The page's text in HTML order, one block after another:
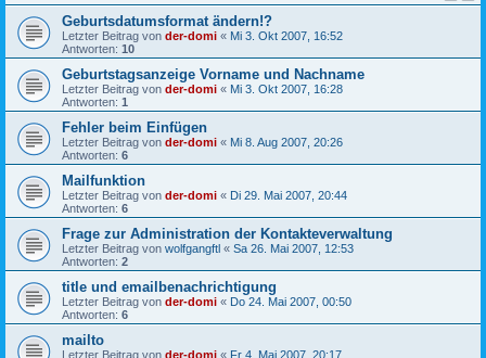
Geburtsdatumsformat ändern!?
Letzter Beitrag von der-domi « Mi 3. Okt 2007, 16:52
Antworten: 10
Geburtstagsanzeige Vorname und Nachname
Letzter Beitrag von der-domi « Mi 3. Okt 2007, 16:28
Antworten: 1
Fehler beim Einfügen
Letzter Beitrag von der-domi « Mi 8. Aug 2007, 20:26
Antworten: 6
Mailfunktion
Letzter Beitrag von der-domi « Di 29. Mai 2007, 20:44
Antworten: 6
Frage zur Administration der Kontakteverwaltung
Letzter Beitrag von wolfgangftl « Sa 26. Mai 2007, 12:53
Antworten: 2
title und emailbenachrichtigung
Letzter Beitrag von der-domi « Do 24. Mai 2007, 00:50
Antworten: 6
mailto
Letzter Beitrag von der-domi « Fr 4. Mai 2007, 20:17